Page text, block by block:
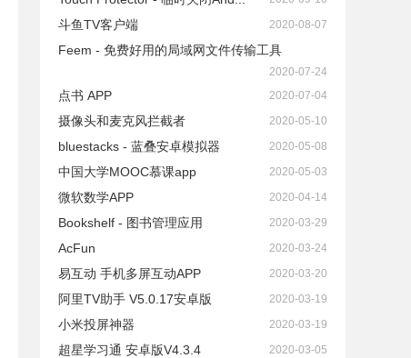
斗鱼TV客户端 2020-08-07
Feem - 免费好用的局域网文件传输工具
2020-07-24
点书 APP 2020-07-04
摄像头和麦克风拦截者 2020-05-10
bluestacks - 蓝叠安卓模拟器 2020-05-08
中国大学MOOC慕课app 2020-05-03
微软数学APP 2020-04-14
Bookshelf - 图书管理应用 2020-03-29
AcFun 2020-03-24
易互动 手机多屏互动APP 2020-03-20
阿里TV助手 V5.0.17安卓版 2020-03-19
小米投屏神器 2020-03-19
超星学习通 安卓版V4.3.4 2020-03-05